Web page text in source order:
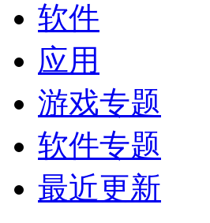
软件
应用
游戏专题
软件专题
最近更新